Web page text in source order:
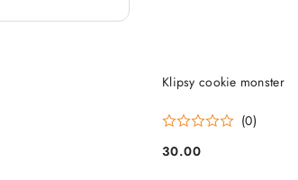
Klipsy cookie monster
(0)
Cena:
30.00